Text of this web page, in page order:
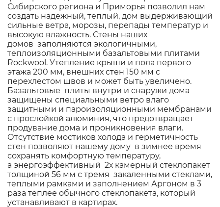
Сибирского региона и Приморья позволил нам
создать надежный, теплый, дом выдерживающий
сильные ветра, морозы, перепады температур и
высокую влажность. Стены наших
домов заполняются экологичными,
теплоизоляционными базальтовыми плитами
Rockwool. Утепление крыши и пола первого
этажа 200 мм, внешних стен 150 мм с
перехлестом швов и может быть увеличено.
Базальтовые плиты внутри и снаружи дома
защищены специальными ветро влаго
защитными и пароизоляционными мембранами
с прослойкой алюминия, что предотвращает
продувание дома и проникновения влаги.
Отсутствие мостиков холода и герметичность
стен позволяют нашему дому в зимнее время
сохранять комфортную температуру,
а энергоэффективный 2х камерный стеклопакет
толщиной 56 мм с тремя закаленными стеклами,
теплыми рамками и заполнением Аргоном в 3
раза теплее обычного стеклопакета, который
устанавливают в картирах.